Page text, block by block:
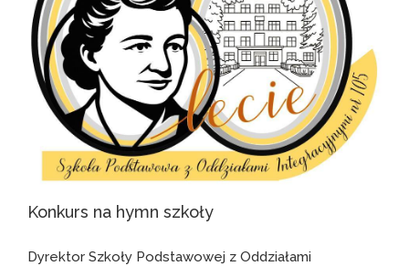
Konkurs na hymn szkoły
Dyrektor Szkoły Podstawowej z Oddziałami